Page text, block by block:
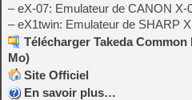
– eX-07: Emulateur de CANON X-
– eX1twin: Emulateur de SHARP
Télécharger Takeda Common
Mo)
Site Officiel
En savoir plus…